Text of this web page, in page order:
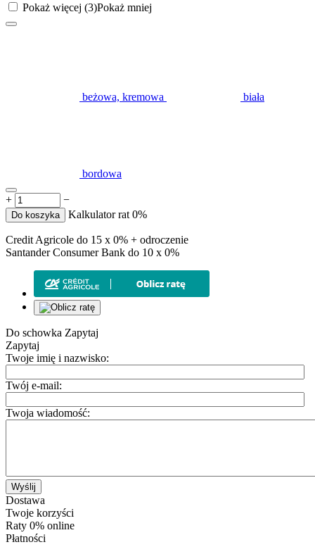
Pokaż więcej (3)Pokaż mniej
beżowa, kremowa biała
bordowa
+ −
Do koszyka Kalkulator rat 0%
Credit Agricole do 15 x 0% + odroczenie
Santander Consumer Bank do 10 x 0%
Do schowka Zapytaj
Zapytaj
Twoje imię i nazwisko:
Twój e-mail:
Twoja wiadomość:
Wyślij
Dostawa
Twoje korzyści
Raty 0% online
Płatności